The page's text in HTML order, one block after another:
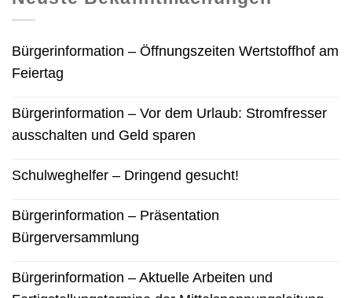
Bürgerinformation – Öffnungszeiten Wertstoffhof am
Feiertag
Bürgerinformation – Vor dem Urlaub: Stromfresser
ausschalten und Geld sparen
Schulweghelfer – Dringend gesucht!
Bürgerinformation – Präsentation
Bürgerversammlung
Bürgerinformation – Aktuelle Arbeiten und